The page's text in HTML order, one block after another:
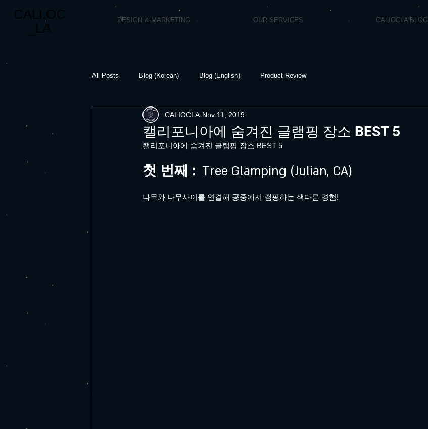
CALI.OC
_LA
DESIGN & MARKETING OUR SERVICES CALIOCLA BLOG
All Posts Blog (Korean) Blog (English) Product Review
캘리포니아에 숨겨진 글램핑 장소 BEST 5
CALIOCLA Nov 11, 2019
캘리포니아에 숨겨진 글램핑 장소 BEST 5
첫 번째 : Tree Glamping (Julian, CA)
나무와 나무사이를 연결해 공중에서 캠핑하는 색다른 경험!